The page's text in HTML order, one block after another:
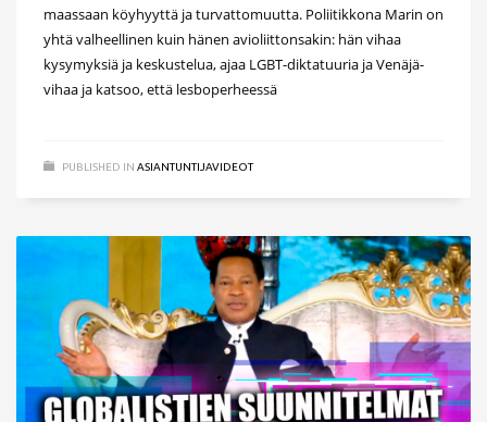
maassaan köyhyyttä ja turvattomuutta. Poliitikkona Marin on
yhtä valheellinen kuin hänen avioliittonsakin: hän vihaa
kysymyksiä ja keskustelua, ajaa LGBT-diktatuuria ja Venäjä-
vihaa ja katsoo, että lesboperheessä
PUBLISHED IN ASIANTUNTIJAVIDEOT